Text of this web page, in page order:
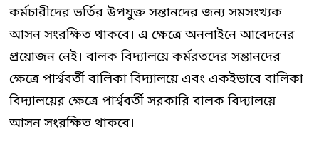
কর্মচারীদের ভর্তির উপযুক্ত সন্তানদের জন্য সমসংখ্যক
আসন সংরক্ষিত থাকবে। এ ক্ষেত্রে অনলাইনে আবেদনের
প্রয়োজন নেই। বালক বিদ্যালয়ে কর্মরতদের সন্তানদের
ক্ষেত্রে পার্শ্ববর্তী বালিকা বিদ্যালয়ে এবং একইভাবে বালিকা
বিদ্যালয়ের ক্ষেত্রে পার্শ্ববর্তী সরকারি বালক বিদ্যালয়ে
আসন সংরক্ষিত থাকবে।